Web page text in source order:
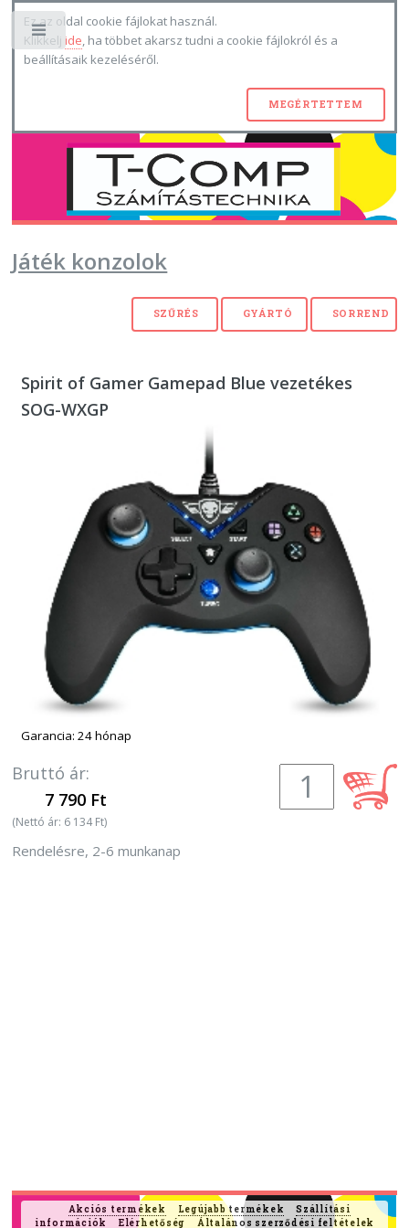
Ez az oldal cookie fájlokat használ.
Klikkelj ide, ha többet akarsz tudni a cookie fájlokról és a
beállításaik kezeléséről.
Játék konzolok
Spirit of Gamer Gamepad Blue vezetékes
SOG-WXGP
Garancia: 24 hónap
Bruttó ár:
7 790 Ft
(Nettó ár: 6 134 Ft)
Rendelésre, 2-6 munkanap
Akciós termékek Legújabb termékek
Szállítási
információk
Elérhetőség Általános szerződési feltételek
Toggle